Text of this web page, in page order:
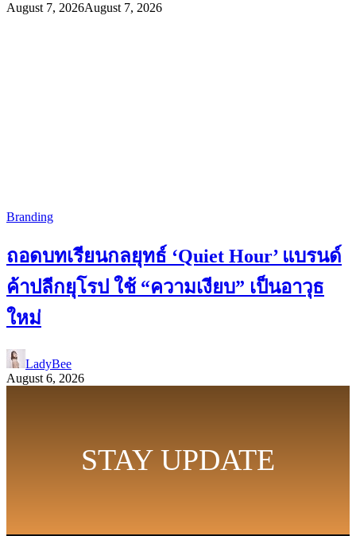
August 7, 2026August 7, 2026
Branding
ถอดบทเรียนกลยุทธ์ ‘Quiet Hour’ แบรนด์
ค้าปลีกยุโรป ใช้ “ความเงียบ” เป็นอาวุธ
ใหม่
LadyBee
August 6, 2026
STAY UPDATE